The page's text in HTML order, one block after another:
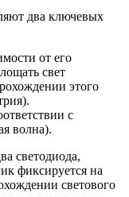
два ключевых
от его
свет
этого
с
волна).
светодиода,
фиксируется на
светового